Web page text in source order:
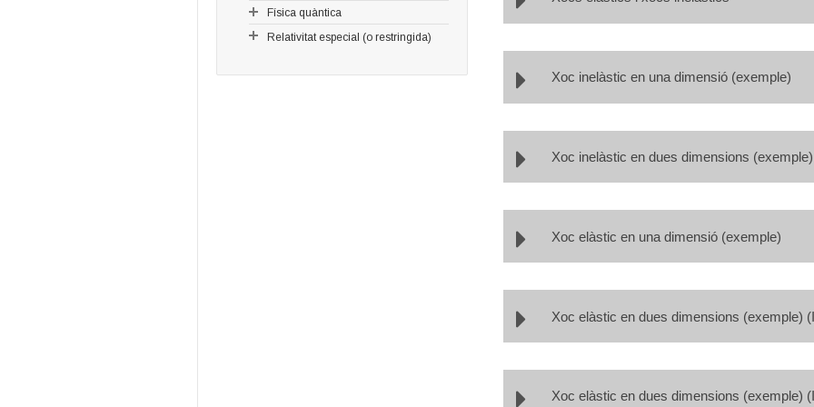
Xoc inelàstic en una dimensió (exemple)
Xoc inelàstic en dues dimensions (exemple)
Xoc elàstic en una dimensió (exemple)
Xoc elàstic en dues dimensions (exemple)
Xoc elàstic en dues dimensions (exemple)
Física quàntica
Relativitat especial (o restringida)